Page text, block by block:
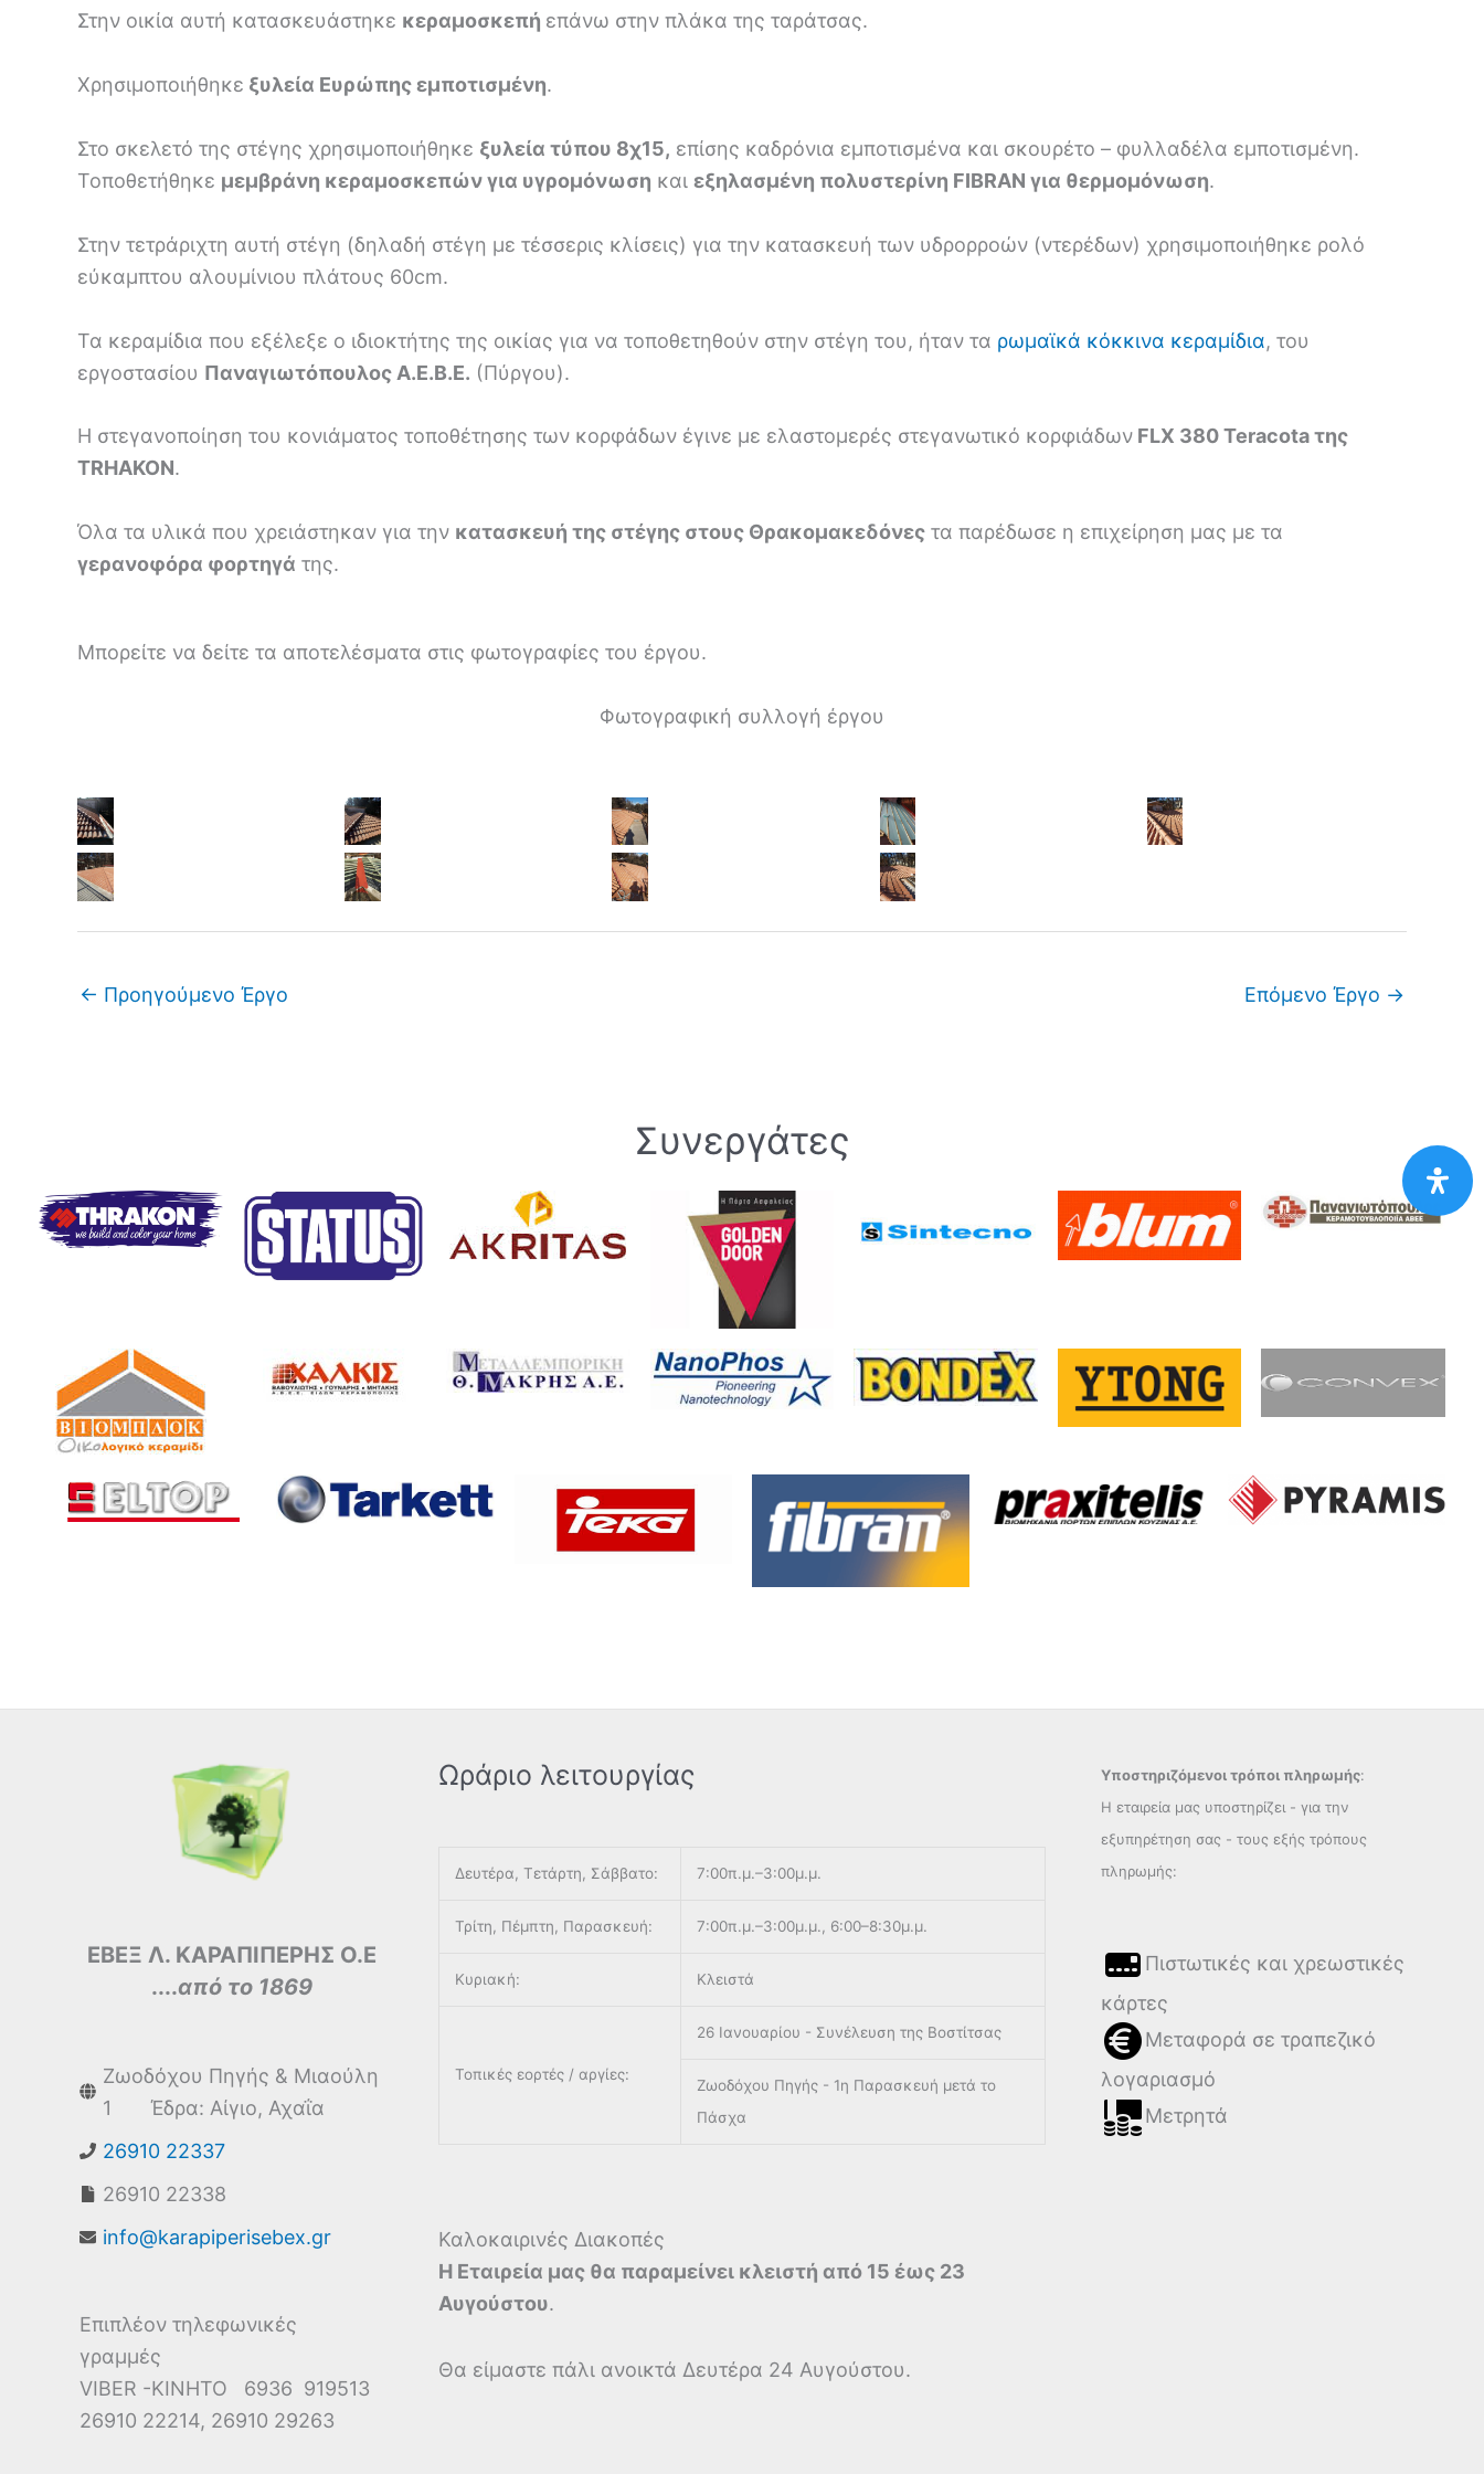
Στην οικία αυτή κατασκευάστηκε κεραμοσκεπή επάνω στην πλάκα της ταράτσας.
Χρησιμοποιήθηκε ξυλεία Ευρώπης εμποτισμένη.
Στο σκελετό της στέγης χρησιμοποιήθηκε ξυλεία τύπου 8χ15, επίσης καδρόνια εμποτισμένα και σκουρέτο – φυλλαδέλα εμποτισμένη.
Τοποθετήθηκε μεμβράνη κεραμοσκεπών για υγρομόνωση και εξηλασμένη πολυστερίνη FIBRAN για θερμομόνωση.
Στην τετράριχτη αυτή στέγη (δηλαδή στέγη με τέσσερις κλίσεις) για την κατασκευή των υδρορροών (ντερέδων) χρησιμοποιήθηκε ρολό
εύκαμπτου αλουμίνιου πλάτους 60cm.
Τα κεραμίδια που εξέλεξε ο ιδιοκτήτης της οικίας για να τοποθετηθούν στην στέγη του, ήταν τα ρωμαϊκά κόκκινα κεραμίδια, του
εργοστασίου Παναγιωτόπουλος Α.Ε.Β.Ε. (Πύργου).
Η στεγανοποίηση του κονιάματος τοποθέτησης των κορφάδων έγινε με ελαστομερές στεγανωτικό κορφιάδων FLX 380 Teracota της
TRHAKON.
Όλα τα υλικά που χρειάστηκαν για την κατασκευή της στέγης στους Θρακομακεδόνες τα παρέδωσε η επιχείρηση μας με τα
γερανοφόρα φορτηγά της.
Μπορείτε να δείτε τα αποτελέσματα στις φωτογραφίες του έργου.
Φωτογραφική συλλογή έργου
← Προηγούμενο Έργο Επόμενο Έργο →
Συνεργάτες
ΕΒΕΞ Λ. ΚΑΡΑΠΙΠΕΡΗΣ Ο.Ε
....από το 1869
Ζωοδόχου Πηγής & Μιαούλη
1 Έδρα: Αίγιο, Αχαΐα
26910 22337
26910 22338
info@karapiperisebex.gr
Επιπλέον τηλεφωνικές
γραμμές
VIBER -ΚΙΝΗΤΟ 6936 919513
26910 22214, 26910 29263
Ωράριο λειτουργίας
Δευτέρα, Τετάρτη, Σάββατο: 7:00π.μ.–3:00μ.μ.
Τρίτη, Πέμπτη, Παρασκευή: 7:00π.μ.–3:00μ.μ., 6:00–8:30μ.μ.
Κυριακή: Κλειστά
Τοπικές εορτές / αργίες:
26 Ιανουαρίου - Συνέλευση της Βοστίτσας
Ζωοδόχου Πηγής - 1η Παρασκευή μετά το
Πάσχα
Καλοκαιρινές Διακοπές
Η Εταιρεία μας θα παραμείνει κλειστή από 15 έως 23
Αυγούστου.
Θα είμαστε πάλι ανοικτά Δευτέρα 24 Αυγούστου.
Υποστηριζόμενοι τρόποι πληρωμής:
Η εταιρεία μας υποστηρίζει - για την
εξυπηρέτηση σας - τους εξής τρόπους
πληρωμής:
Πιστωτικές και χρεωστικές
κάρτες
Μεταφορά σε τραπεζικό
λογαριασμό
Μετρητά